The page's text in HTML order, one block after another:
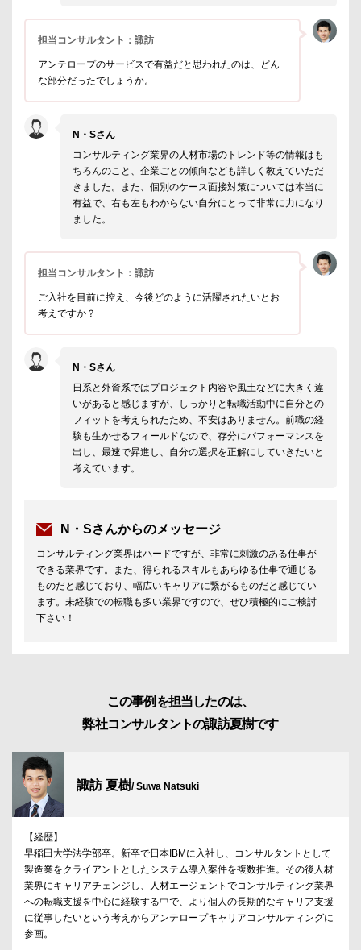
担当コンサルタント：諏訪
アンテロープのサービスで有益だと思われたのは、どん
な部分だったでしょうか。
N・Sさん
コンサルティング業界の人材市場のトレンド等の情報はも
ちろんのこと、企業ごとの傾向なども詳しく教えていただ
きました。また、個別のケース面接対策については本当に
有益で、右も左もわからない自分にとって非常に力になり
ました。
担当コンサルタント：諏訪
ご入社を目前に控え、今後どのように活躍されたいとお
考えですか？
N・Sさん
日系と外資系ではプロジェクト内容や風土などに大きく違
いがあると感じますが、しっかりと転職活動中に自分との
フィットを考えられたため、不安はありません。前職の経
験も生かせるフィールドなので、存分にパフォーマンスを
出し、最速で昇進し、自分の選択を正解にしていきたいと
考えています。
N・Sさんからのメッセージ
コンサルティング業界はハードですが、非常に刺激のある仕事が
できる業界です。また、得られるスキルもあらゆる仕事で通じる
ものだと感じており、幅広いキャリアに繋がるものだと感じてい
ます。未経験での転職も多い業界ですので、ぜひ積極的にご検討
下さい！
この事例を担当したのは、
弊社コンサルタントの諏訪夏樹です
諏訪 夏樹/ Suwa Natsuki
【経歴】
早稲田大学法学部卒。新卒で日本IBMに入社し、コンサルタントとして
製造業をクライアントとしたシステム導入案件を複数推進。その後人材
業界にキャリアチェンジし、人材エージェントでコンサルティング業界
への転職支援を中心に経験する中で、より個人の長期的なキャリア支援
に従事したいという考えからアンテロープキャリアコンサルティングに
参画。